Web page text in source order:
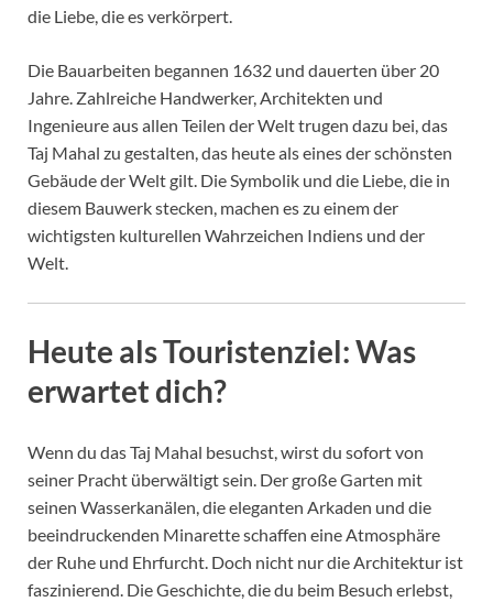
die Liebe, die es verkörpert.
Die Bauarbeiten begannen 1632 und dauerten über 20
Jahre. Zahlreiche Handwerker, Architekten und
Ingenieure aus allen Teilen der Welt trugen dazu bei, das
Taj Mahal zu gestalten, das heute als eines der schönsten
Gebäude der Welt gilt. Die Symbolik und die Liebe, die in
diesem Bauwerk stecken, machen es zu einem der
wichtigsten kulturellen Wahrzeichen Indiens und der
Welt.
Heute als Touristenziel: Was
erwartet dich?
Wenn du das Taj Mahal besuchst, wirst du sofort von
seiner Pracht überwältigt sein. Der große Garten mit
seinen Wasserkanälen, die eleganten Arkaden und die
beeindruckenden Minarette schaffen eine Atmosphäre
der Ruhe und Ehrfurcht. Doch nicht nur die Architektur ist
faszinierend. Die Geschichte, die du beim Besuch erlebst,